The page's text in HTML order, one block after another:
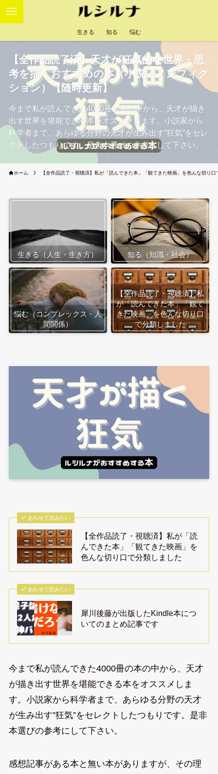
生きる 知る 悩む
【全作品読了済】天才が狂気的な世界・思
考を描くおすすめの本（小説・ノンフィク
ション）【随時更新】
今まで私が読んできた4000冊の本の中から、天才が描き
出す世界を堪能できる本をオススメします。小説家から
科学者まで、あらゆる分野の天才が生み出す”狂気”をセレ
クトしたつもりです。是非本選びの参考にして下さい。
ホーム 【全作品読了・視聴済】私が「読んできた本」「観てきた映画」を色んな切り口
生きる（人生・生き方） 知る（知識・社会）
悩む（コンプレックス・人
間関係）
【全作品読了・視聴済】私
が「読んできた本」「観て
きた映画」を色んな切り口
で分類しました
あわせて読みたい
【全作品読了・視聴済】私が「読
んできた本」「観てきた映画」を
色んな切り口で分類しました
あわせて読みたい
犀川後藤が出版したKindle本につ
いてのまとめ記事です
今まで私が読んできた4000冊の本の中から、天才
が描き出す世界を堪能できる本をオススメしま
す。小説家から科学者まで、あらゆる分野の天才
が生み出す”狂気”をセレクトしたつもりです。是非
本選びの参考にして下さい。
感想記事がある本と無い本がありますが、その理